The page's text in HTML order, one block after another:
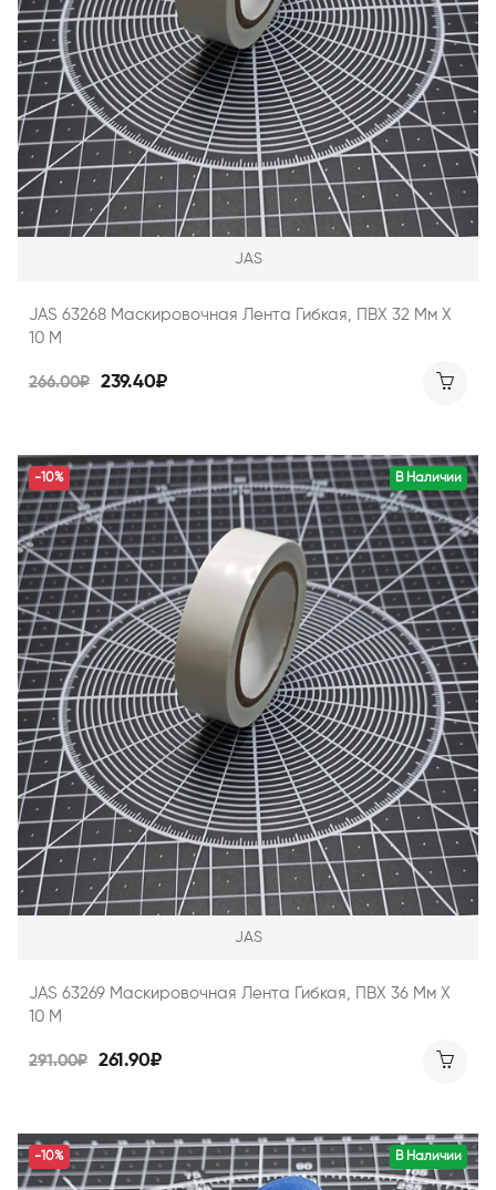
JAS
JAS 63268 Маскировочная Лента Гибкая, ПВХ 32 Мм Х
10 М
266.00₽ 239.40₽
В Наличии
-10%
JAS
JAS 63269 Маскировочная Лента Гибкая, ПВХ 36 Мм Х
10 М
291.00₽ 261.90₽
В Наличии
-10%